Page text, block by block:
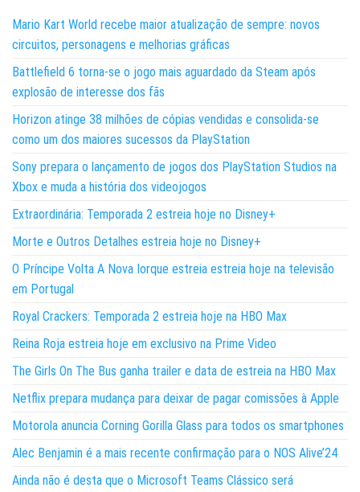
Mario Kart World recebe maior atualização de sempre: novos
circuitos, personagens e melhorias gráficas
Battlefield 6 torna-se o jogo mais aguardado da Steam após
explosão de interesse dos fãs
Horizon atinge 38 milhões de cópias vendidas e consolida-se
como um dos maiores sucessos da PlayStation
Sony prepara o lançamento de jogos dos PlayStation Studios na
Xbox e muda a história dos videojogos
Extraordinária: Temporada 2 estreia hoje no Disney+
Morte e Outros Detalhes estreia hoje no Disney+
O Príncipe Volta A Nova Iorque estreia estreia hoje na televisão
em Portugal
Royal Crackers: Temporada 2 estreia hoje na HBO Max
Reina Roja estreia hoje em exclusivo na Prime Video
The Girls On The Bus ganha trailer e data de estreia na HBO Max
Netflix prepara mudança para deixar de pagar comissões à Apple
Motorola anuncia Corning Gorilla Glass para todos os smartphones
Alec Benjamin é a mais recente confirmação para o NOS Alive’24
Ainda não é desta que o Microsoft Teams Clássico será